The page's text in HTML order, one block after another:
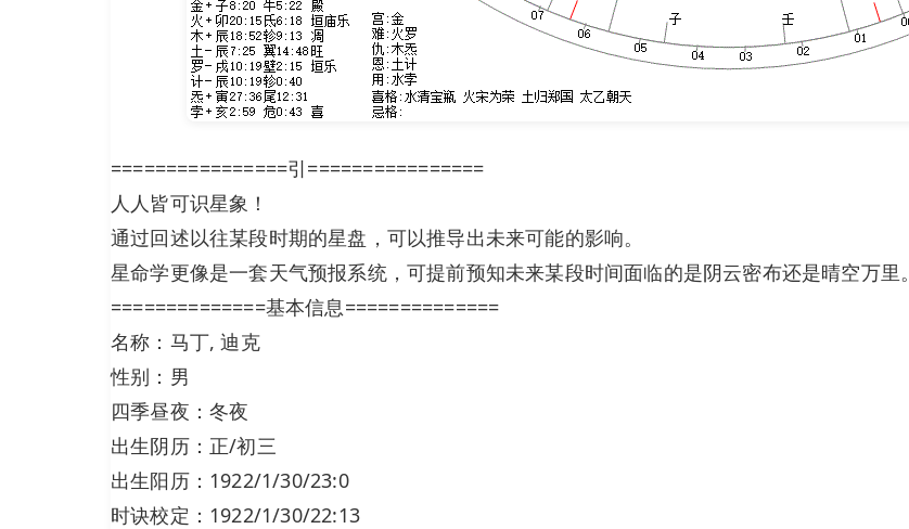
================引================
人人皆可识星象！
通过回述以往某段时期的星盘，可以推导出未来可能的影响。
星命学更像是一套天气预报系统，可提前预知未来某段时间面临的是阴云密布还是晴空万里。
==============基本信息==============
名称：马丁, 迪克
性别：男
四季昼夜：冬夜
出生阴历：正/初三
出生阳历：1922/1/30/23:0
时诀校定：1922/1/30/22:13